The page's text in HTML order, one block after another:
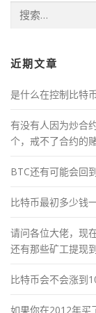
索：
近期文章
是什么在控制比特
有没有人因为炒合
个，戒不了合约的
BTC还有可能会回
比特币最初多少钱
请问各位大佬，现
还有那些矿工提现
比特币会不会涨到
如果你在2012年买